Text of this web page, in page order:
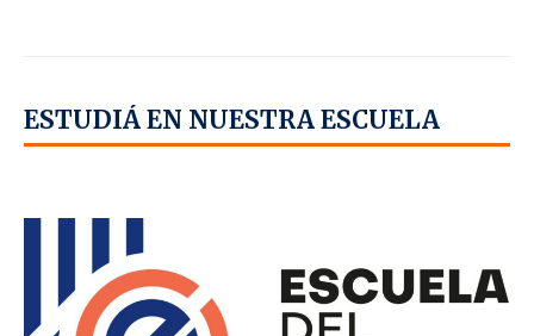
ESTUDIÁ EN NUESTRA ESCUELA